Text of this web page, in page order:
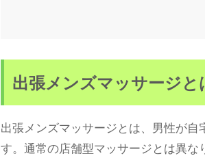
出張メンズマッサージと
出張メンズマッサージとは、男性が
す。通常の店舗型マッサージとは異